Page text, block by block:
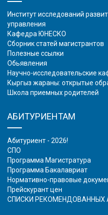
Институт исследований
управления
Кафедра ЮНЕСКО
Сборник статей магистрантов
Полезные ссылки
Обьявления
Научно-исследовательские
Кыргыз жараны: открытые
Школа приемных родителей
АБИТУРИЕНТАМ
Абитуриент - 2026!
СПО
Программа Магистратура
Программа Бакалавриат
Нормативно-правовые
Прейскурант цен
СПИСКИ РЕКОМЕНДОВАННЫХ